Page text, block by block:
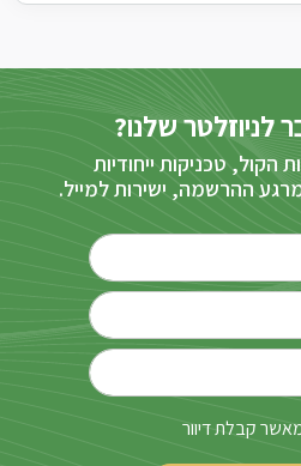
שלנו?
הקול, טכניקות ייחודיות
ההרשמה, ישירות למייל.
קבלת דיוור